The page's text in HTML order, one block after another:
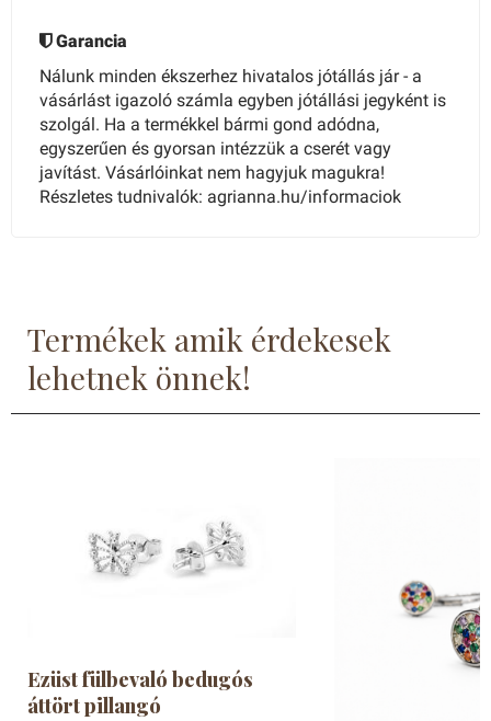
Garancia
Nálunk minden ékszerhez hivatalos jótállás jár - a
vásárlást igazoló számla egyben jótállási jegyként is
szolgál. Ha a termékkel bármi gond adódna,
egyszerűen és gyorsan intézzük a cserét vagy
javítást. Vásárlóinkat nem hagyjuk magukra!
Részletes tudnivalók: agrianna.hu/informaciok
Termékek amik érdekesek
lehetnek önnek!
Ezüst fülbevaló bedugós
áttört pillangó